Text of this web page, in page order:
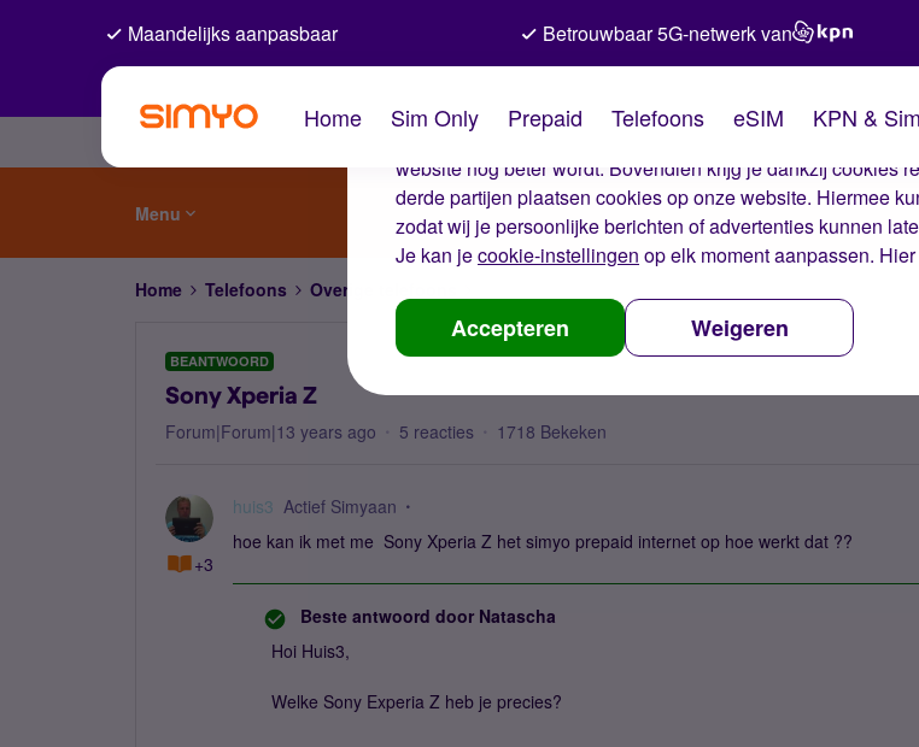
De cookies van Simyo
Wij gebruiken cookies op onze website. Met deze cookies
website nog beter wordt. Bovendien krijg je dankzij cookies
derde partijen plaatsen cookies op onze website. Hiermee
zodat wij je persoonlijke berichten of advertenties kunnen
Je kan jecookie-instellingen op elk moment aanpassen.
Accepteren Weigeren
Maandelijks aanpasbaar Betrouwbaar 5G-netwerk van
Home Sim Only Prepaid Telefoons eSIM KPN &
Menu
Home Telefoons Overige telefoons
BEANTWOORD
Sony Xperia Z
Forum|Forum|13 years ago 5 reacties 1718 Bekeken
+3
huis3 Actief Simyaan
hoe kan ik met me Sony Xperia Z het simyo prepaid internet op hoe werkt dat ??
Beste antwoord door Natascha
Hoi Huis3,
Welke Sony Experia Z heb je precies?